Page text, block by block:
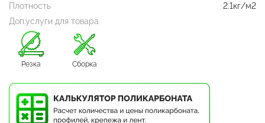
Плотность
2.1кг/м2
Доп.услуги для товара
Резка Сборка